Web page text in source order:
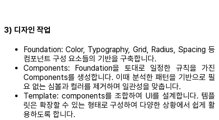
3) 디자인 작업
Foundation: Color, Typography, Grid, Radius, Spacing 등
컴포넌트 구성 요소들의 기반을 구축합니다.
Components: Foundation을 토대로 일정한 규칙을 가진
Components를 생성합니다. 이때 분석한 패턴을 기반으로 필
요 없는 심볼과 컬러를 제거하며 일관성을 맞춥니다.
Template: components를 조합하여 UI를 설계합니다. 템플
릿은 확장할 수 있는 형태로 구성하여 다양한 상황에서 쉽게 활
용하도록 합니다.